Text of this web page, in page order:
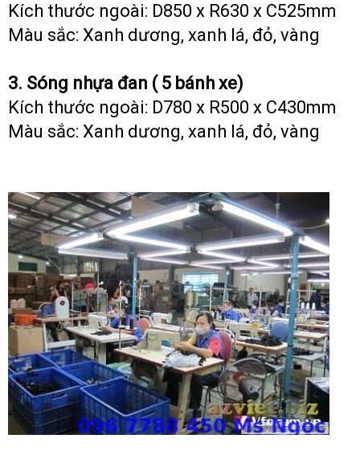
Kích thước ngoài: D850 x R630 x C525mm
Màu sắc: Xanh dương, xanh lá, đỏ, vàng
3. Sóng nhựa đan ( 5 bánh xe)
Kích thước ngoài: D780 x R500 x C430mm
Màu sắc: Xanh dương, xanh lá, đỏ, vàng